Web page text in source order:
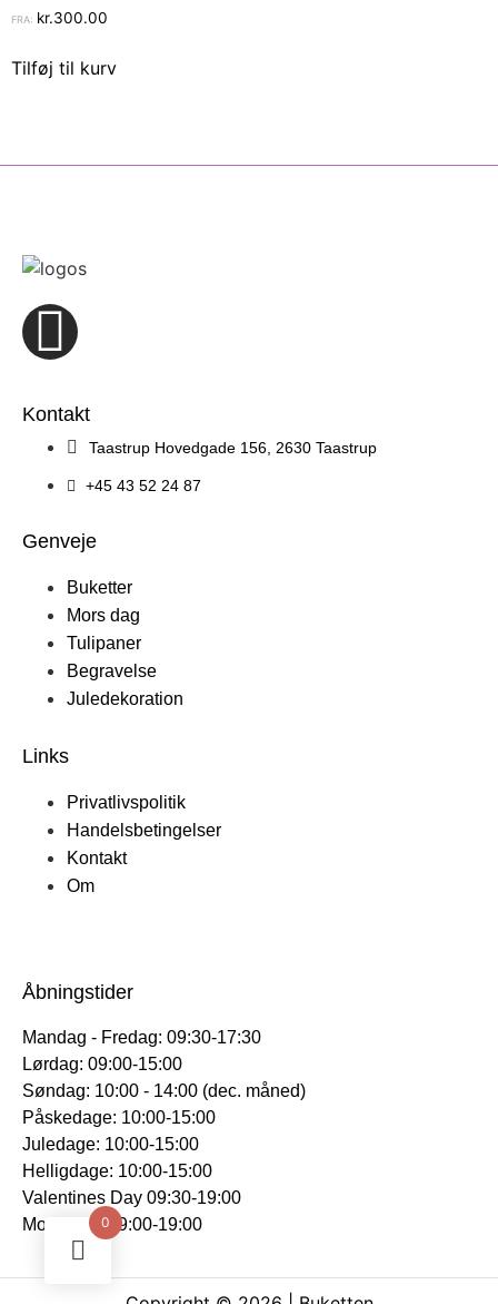
FRA: kr.300.00
Tilføj til kurv
Kontakt
Taastrup Hovedgade 156, 2630 Taastrup
+45 43 52 24 87
Genveje
Buketter
Mors dag
Tulipaner
Begravelse
Juledekoration
Links
Privatlivspolitik
Handelsbetingelser
Kontakt
Om
Åbningstider
Mandag - Fredag: 09:30-17:30
Lørdag: 09:00-15:00
Søndag: 10:00 - 14:00 (dec. måned)
Påskedage: 10:00-15:00
Juledage: 10:00-15:00
Helligdage: 10:00-15:00
Valentines Day 09:30-19:00
Mors Dag: 09:00-19:00
0